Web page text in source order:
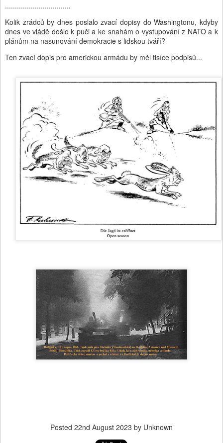
.................................
Kolik zrádců by dnes poslalo zvací dopisy do Washingtonu, kdyby
dnes ve vládě došlo k puči a ke snahám o vystupování z NATO a k
plánům na nasunování demokracie s lidskou tváří?
Ten zvací dopis pro americkou armádu by měl tisíce podpisů...
Posted 22nd August 2023 by Unknown